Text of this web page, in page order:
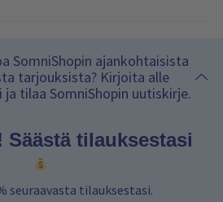
SomniShopin ajankohtaisista
tarjouksista? Kirjoita alle
tilaa SomniShopin uutiskirje.
Säästä tilauksestasi
seuraavasta tilauksestasi.